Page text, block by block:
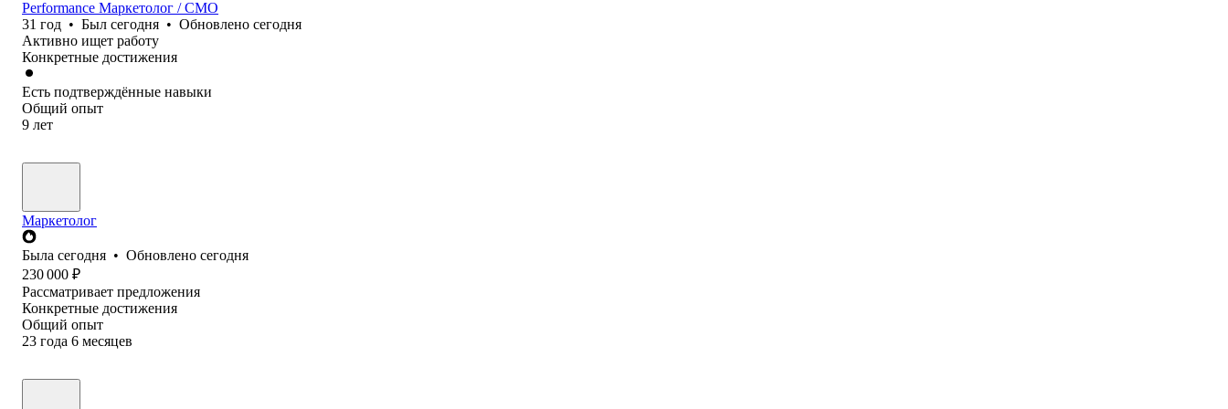
Performance Маркетолог / СМО
31 год • Был сегодня • Обновлено сегодня
Активно ищет работу
Конкретные достижения
Есть подтверждённые навыки
Общий опыт
9 лет
Маркетолог
Была сегодня • Обновлено сегодня
230 000 ₽
Рассматривает предложения
Конкретные достижения
Общий опыт
23 года 6 месяцев